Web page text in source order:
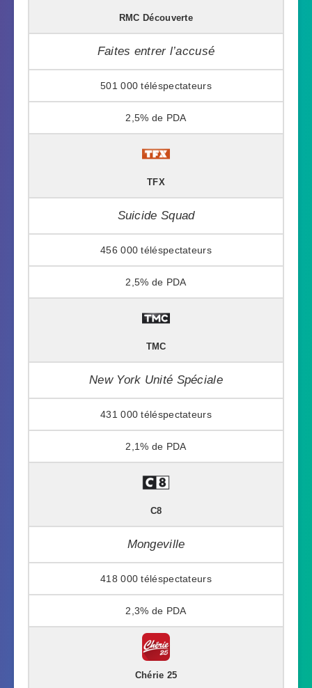
RMC Découverte
Faites entrer l’accusé
501 000
2,5%
TFX
Suicide Squad
456 000
2,5%
TMC
New York Unité Spéciale
431 000
2,1%
C8
Mongeville
418 000
2,3%
Chérie 25